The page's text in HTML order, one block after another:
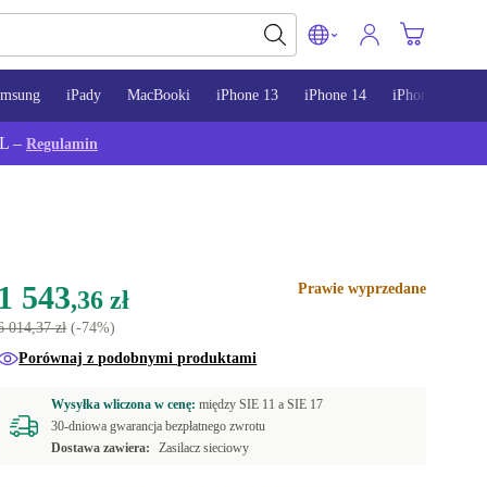
iPady MacBooki iPhone 13 iPhone 14 iPhone 15
– Regulamin
1 543,36 zł
014,37 zł(-74%)
Prawie wyprzedane
Porównaj z podobnymi produktami
Wysyłka wliczona w cenę:międzySIE 11 aSIE 17
30-dniowa gwarancja bezpłatnego zwrotu
Dostawa zawiera:
Zasilacz sieciowy